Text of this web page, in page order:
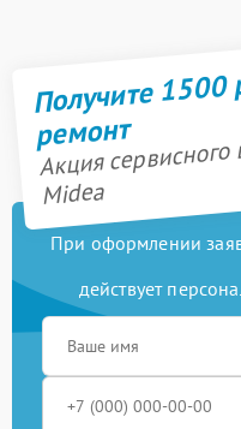
Получите 1500
ремонт
Акция
Midea
При оформлении
действует